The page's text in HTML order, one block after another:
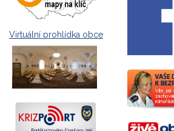
Virtuální prohlídka obce